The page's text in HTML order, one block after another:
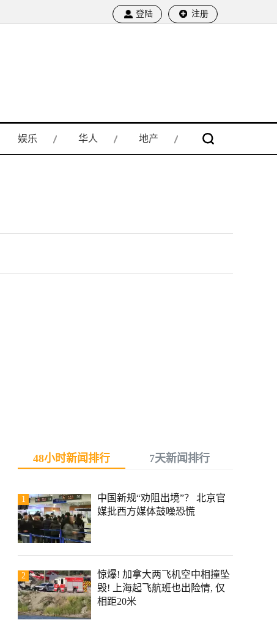
登陆 注册
娱乐 华人 地产
48小时新闻排行 7天新闻排行
1
中国新规“劝阻出境”？ 北京官
媒批西方媒体鼓噪恐慌
2
惊爆! 加拿大两飞机空中相撞坠
毁! 上海起飞航班也出险情, 仅
相距20米